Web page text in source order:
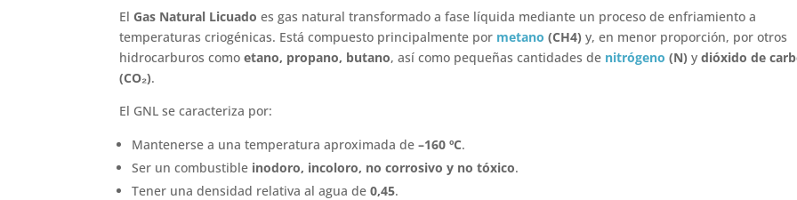
El Gas Natural Licuado es gas natural transformado a fase líquida mediante un proceso de enfriamiento a
temperaturas criogénicas. Está compuesto principalmente por metano (CH4) y, en menor proporción, por otros
hidrocarburos comoetano, propano, butano, así como pequeñas cantidades de nitrógeno (N) ydióxido de
(CO₂).
El GNL se caracteriza por:
Mantenerse a una temperatura aproximada de–160 ºC.
Ser un combustible inodoro, incoloro, no corrosivo y no tóxico.
Tener una densidad relativa al agua de0,45.